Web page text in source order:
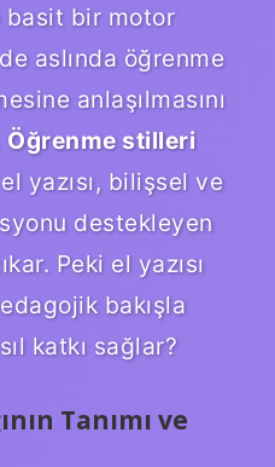
basit bir motor
aslında öğrenme
anlaşılmasını
Öğrenme stilleri
yazısı, bilişsel ve
destekleyen
Peki el yazısı
bakışla
katkı sağlar?
Tanımı ve